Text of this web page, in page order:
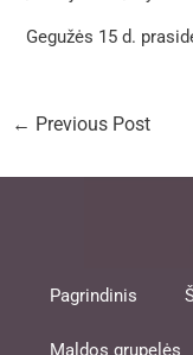
Gegužės 15 d.
← Previous Post
Pagrindinis
Maldos grupelės